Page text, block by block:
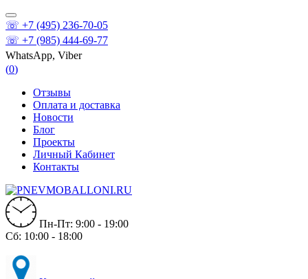
☏ +7 (495) 236-70-05
☏ +7 (985) 444-69-77
WhatsApp, Viber
(0)
Отзывы
Оплата и доставка
Новости
Блог
Проекты
Личный Кабинет
Контакты
Пн-Пт: 9:00 - 19:00
Сб: 10:00 - 18:00